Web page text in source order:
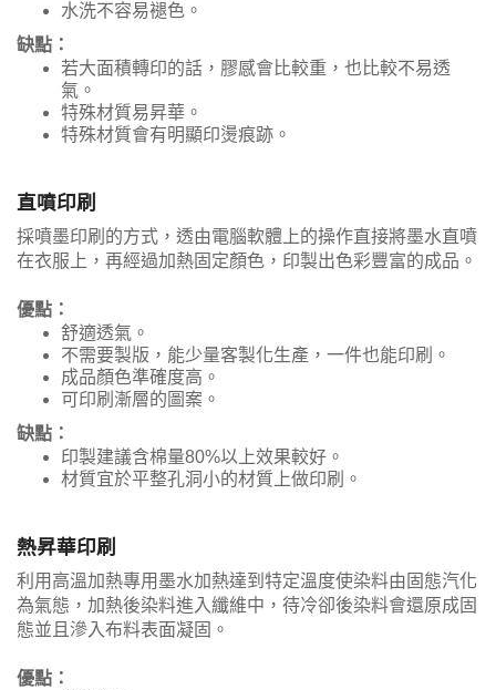
水洗不容易褪色。
缺點：
若大面積轉印的話，膠感會比較重，也比較不易透
氣。
特殊材質易昇華。
特殊材質會有明顯印燙痕跡。
直噴印刷
採噴墨印刷的方式，透由電腦軟體上的操作直接將墨水直噴
在衣服上，再經過加熱固定顏色，印製出色彩豐富的成品。
優點：
舒適透氣。
不需要製版，能少量客製化生產，一件也能印刷。
成品顏色準確度高。
可印刷漸層的圖案。
缺點：
印製建議含棉量80%以上效果較好。
材質宜於平整孔洞小的材質上做印刷。
熱昇華印刷
利用高溫加熱專用墨水加熱達到特定溫度使染料由固態汽化
為氣態，加熱後染料進入纖維中，待冷卻後染料會還原成固
態並且滲入布料表面凝固。
優點：